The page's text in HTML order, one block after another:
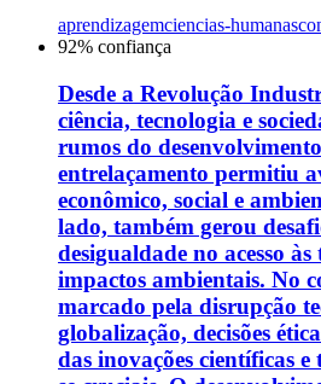
aprendizagemciencias-humanas
92% confiança
Desde a Revolução
ciência, tecnologia e
rumos do
entrelaçamento permitiu
econômico, social e
lado, também gerou
desigualdade no acesso às
impactos ambientais. No
marcado pela disrupção
globalização, decisões
das inovações científicas